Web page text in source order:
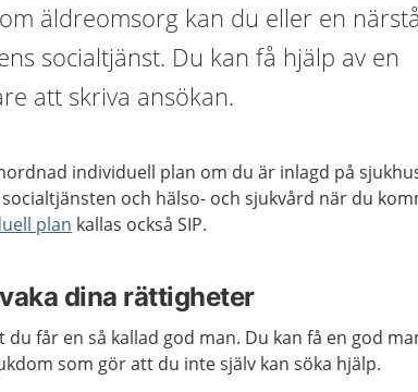
äldreomsorg kan du eller en
socialtjänst. Du kan få hjälp av en
att skriva ansökan.
individuell plan om du är inlagd på
och hälso- och sjukvård när du
plan kallas också SIP.
dina rättigheter
får en så kallad god man. Du kan få en god
som gör att du inte själv kan söka hjälp.